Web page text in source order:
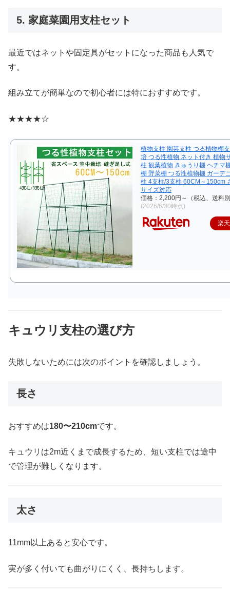
5. 家庭菜園用支柱セット
最近ではネットや固定具がセットになった商品も人気で
す。
組み立てが簡単なので初心者には特におすすめです。
★★★★☆
植物支柱 園芸支柱 つる植物棚
培 つる性植物 ネット付き 植物
柱 観葉植物 きゅうり棚 ヘチマ
棚 野菜棚 つる性植物棚 ガーデ
柱 4支柱/3支柱 60CM～150cm
サイズ対応
価格：2,200円～（税込、送料
(2026/6/30時点)
楽
キュウリ支柱の選び方
失敗しないためには次のポイントを確認しましょう。
長さ
おすすめは180〜210cmです。
キュウリは2m近くまで成長するため、短い支柱では途中
で管理が難しくなります。
太さ
11mm以上あると安心です。
実が多く付いても曲がりにくく、長持ちします。